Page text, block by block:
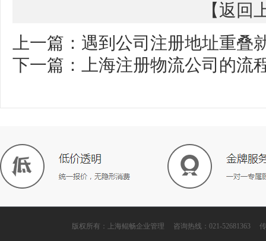
【返回
上一篇： 遇到公司注册地址重叠
下一篇：
上海注册物流公司的流
版权所有：上海鲲畅企业管理 咨询热线：021-52681363